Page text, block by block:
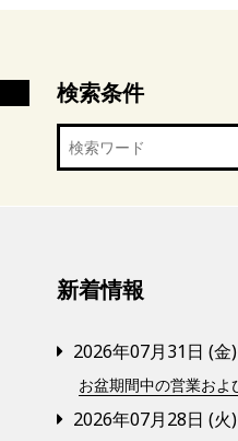
検索条件
新着情報
2026年07月31日 (金)
お盆期間中の営業およ
2026年07月28日 (火)